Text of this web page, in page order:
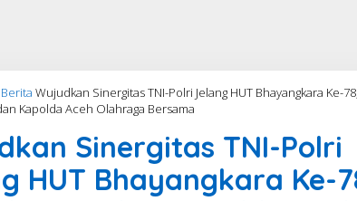
Berita Wujudkan Sinergitas TNI-Polri Jelang HUT Bhayangkara Ke-78,
Kapolda Aceh Olahraga Bersama
Sinergitas TNI-Polri
HUT Bhayangkara Ke-